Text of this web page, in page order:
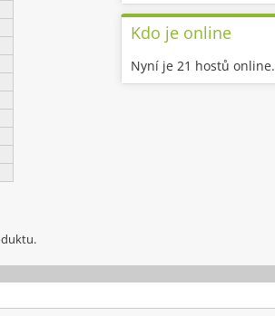
Kdo je online
Nyní je 21 hostů online.